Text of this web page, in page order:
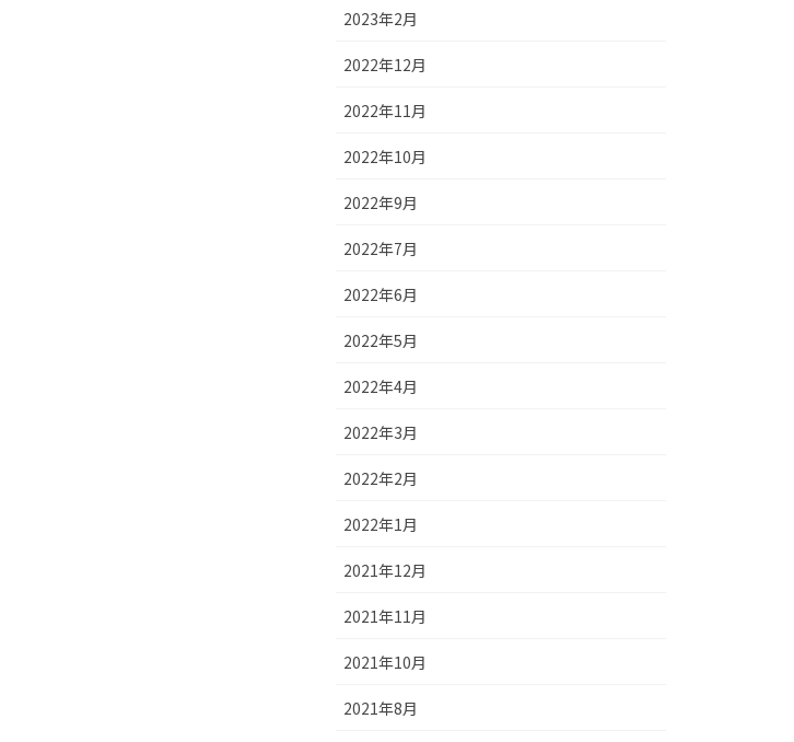
2023年2月
2022年12月
2022年11月
2022年10月
2022年9月
2022年7月
2022年6月
2022年5月
2022年4月
2022年3月
2022年2月
2022年1月
2021年12月
2021年11月
2021年10月
2021年8月